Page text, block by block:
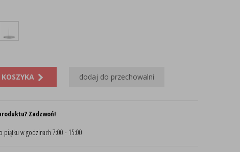
dodaj do przechowalni
Zadzwoń!
piątku w godzinach 7:00 - 15:00